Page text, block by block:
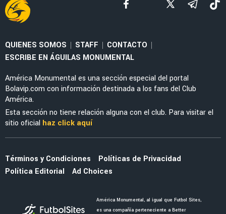
NOTICIAS
La alineación del América de Guillermo
Almada con el refuerzo Óscar Perea